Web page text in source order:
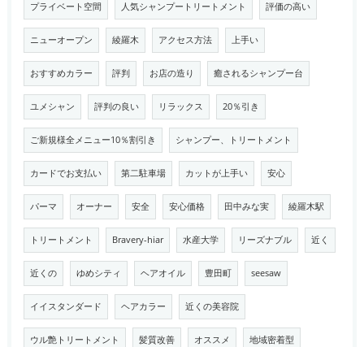
プライベート空間 人気シャンプートリートメント 評価の高い
ニューオープン 綾羅木 アクセス方法 上手い
おすすめカラー 評判 お店の造り 癒されるシャンプー台
ユメシャン 評判の良い リラックス 20％引き
ご新規様全メニュー10％割引き シャンプー、トリートメント
カードでお支払い 第二駐車場 カットが上手い 安心
パーマ オーナー 安全 安心価格 田中みな実 綾羅木駅
トリートメント Bravery-hiar 水産大学 リーズナブル 近く
近くの ゆめシティ ヘアオイル 豊田町 seesaw
イイスタンダード ヘアカラー 近くの美容院
ウル艶トリートメント 髪質改善 オススメ 地域密着型